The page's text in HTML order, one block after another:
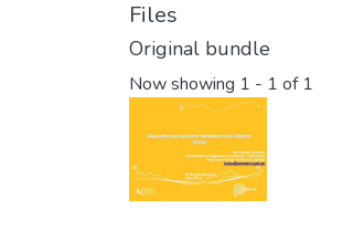
Files
Original bundle
Now showing 1 - 1 of 1